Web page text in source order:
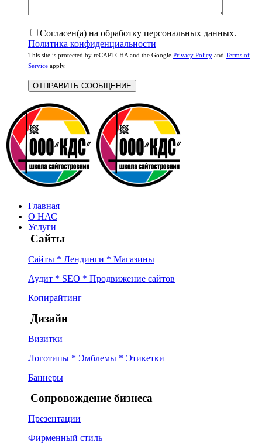
Согласен(а) на обработку персональных данных.
Политика конфиденциальности
This site is protected by reCAPTCHA and the Google Privacy Policy and Terms of
Service apply.
Главная
О НАС
Услуги
Сайты
Сайты * Лендинги * Магазины
Аудит * SEO * Продвижение сайтов
Копирайтинг
Дизайн
Визитки
Логотипы * Эмблемы * Этикетки
Баннеры
Сопровождение бизнеса
Презентации
Фирменный стиль